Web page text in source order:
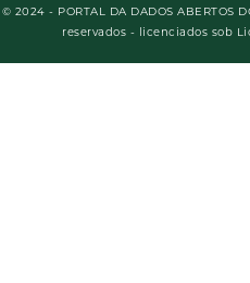
© 2024 - PORTAL DA DADOS ABERTOS
reservados - licenciados sob